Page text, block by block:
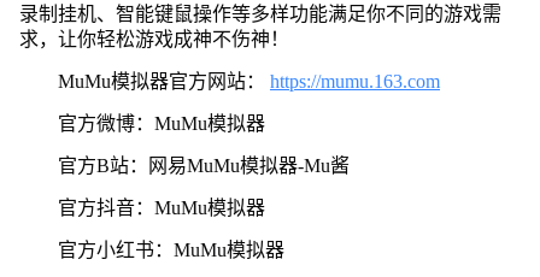
录制挂机、智能键鼠操作等多样功能满足你不同的游戏需
求，让你轻松游戏成神不伤神！
MuMu模拟器官方网站： https://mumu.163.com
官方微博：MuMu模拟器
官方B站：网易MuMu模拟器-Mu酱
官方抖音：MuMu模拟器
官方小红书：MuMu模拟器